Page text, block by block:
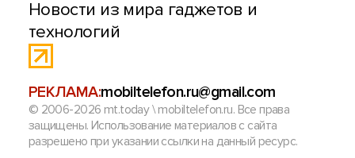
Новости из мира гаджетов и
технологий
РЕКЛАМА:mobiltelefon.ru@gmail.com
© 2006-2026 mt.today \ mobiltelefon.ru. Все права
защищены. Использование материалов с сайта
разрешено при указании ссылки на данный ресурс.